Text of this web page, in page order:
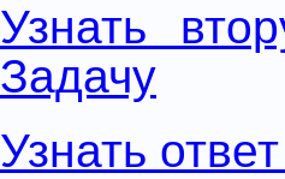
Узнать
Задачу
Узнать